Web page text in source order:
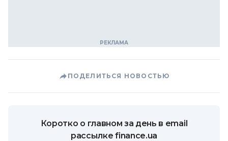
ПОДЕЛИТЬСЯ НОВОСТЬЮ
Коротко о главном за день в email
рассылке finance.ua